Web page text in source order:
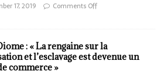
17, 2019 Comments Off
: « La rengaine sur la
et l’esclavage est devenue un
commerce »